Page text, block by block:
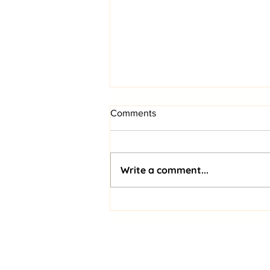
Comments
Write a comment...